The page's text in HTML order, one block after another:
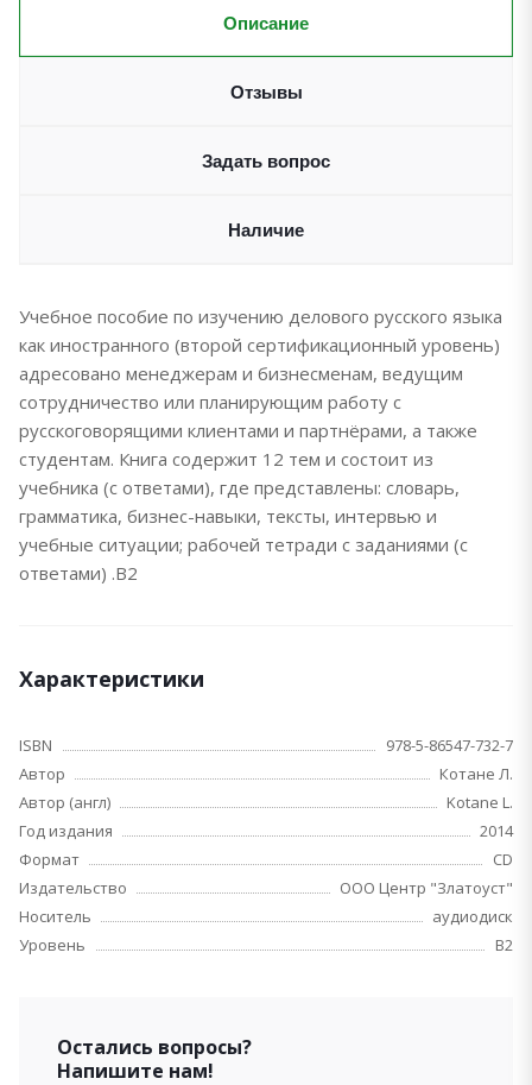
Описание
Отзывы
Задать вопрос
Наличие
Учебное пособие по изучению делового русского языка
как иностранного (второй сертификационный уровень)
адресовано менеджерам и бизнесменам, ведущим
сотрудничество или планирующим работу с
русскоговорящими клиентами и партнёрами, а также
студентам. Книга содержит 12 тем и состоит из
учебника (с ответами), где представлены: словарь,
грамматика, бизнес-навыки, тексты, интервью и
учебные ситуации; рабочей тетради с заданиями (с
ответами) .В2
Характеристики
ISBN
978-5-86547-732-7
Автор
Котане Л.
Автор (англ)
Kotane L.
Год издания
2014
Формат
CD
Издательство
ООО Центр "Златоуст"
Носитель
аудиодиск
Уровень
B2
Остались вопросы?
Напишите нам!